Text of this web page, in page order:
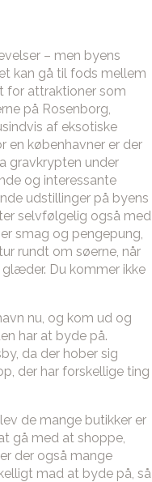
– men byens
kan gå til fods mellem
for attraktioner som
på Rosenborg,
af eksotiske
en københavner er der
gravkrypten under
og interessante
udstillinger på byens
selvfølgelig også med
smag og pengepung,
rundt om søerne, når
Du kommer ikke
nu, og kom ud og
har at byde på.
da der hober sig
der har forskellige ting
de mange butikker er
gå med at shoppe,
der også mange
mad at byde på, så